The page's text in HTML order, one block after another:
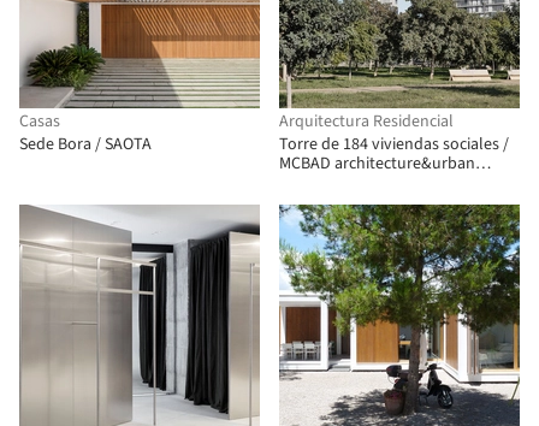
Casas
Sede Bora / SAOTA
Arquitectura Residencial
Torre de 184 viviendas sociales /
MCBAD architecture&urban